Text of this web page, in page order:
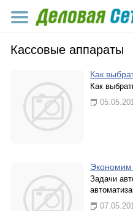
Кассовые аппараты
Как
Как
Экономим
Задачи